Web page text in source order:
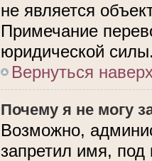
не является
Примечание
юридической
Вернуться
Почему я не могу
Возможно,
запретил имя, под